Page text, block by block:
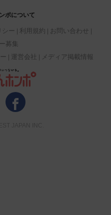
ポについて
シー 利用規約
お問い合わせ
募集
運営会社 メディア掲載情報